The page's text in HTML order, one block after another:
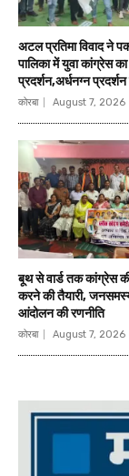
अटल प्रतिमा विवाद ने
पालिका में युवा कांग्रेस का
प्रदर्शन,अर्धनग्न
कोरबा August 7, 2026
बूथ से वार्ड तक कांग्रेस
करने की तैयारी,
आंदोलन की रणनीति
कोरबा August 7, 2026